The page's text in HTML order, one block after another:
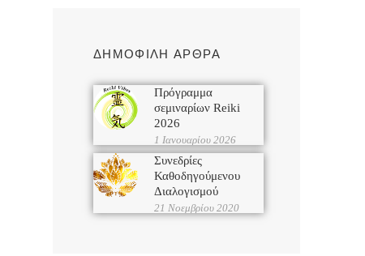
ΔΗΜΟΦΙΛΗ ΑΡΘΡΑ
Πρόγραμμα
σεμιναρίων Reiki
2026
1 Ιανουαρίου 2026
Συνεδρίες
Καθοδηγούμενου
Διαλογισμού
21 Νοεμβρίου 2020